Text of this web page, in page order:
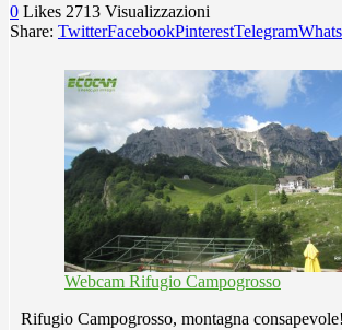
0 Likes 2713 Visualizzazioni
Share: TwitterFacebookPinterestTelegram
Webcam Rifugio Campogrosso
Rifugio Campogrosso, montagna consapevole!